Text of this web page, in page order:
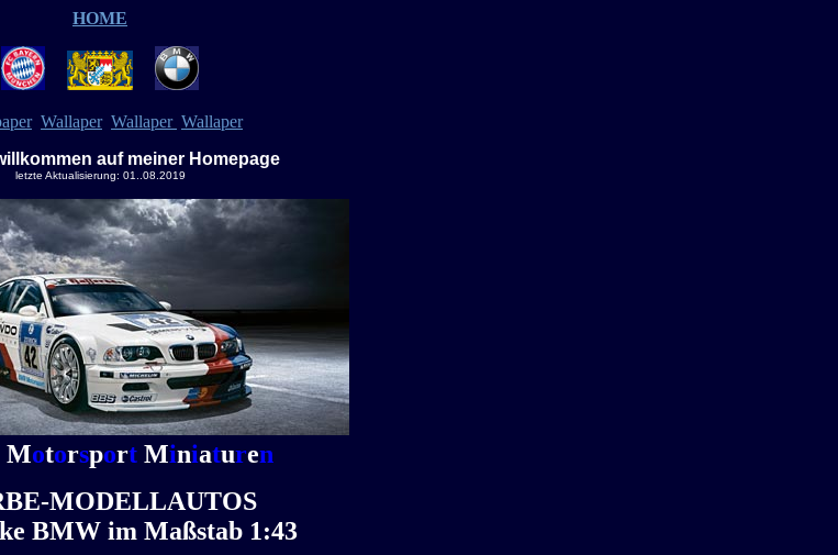
HOME
Wallaper Wallaper Wallaper
auf meiner Homepage
letzte Aktualisierung: 01..08.2019
Motorsport Miniaturen
MODELLAUTOS
BMW im Maßstab 1:43